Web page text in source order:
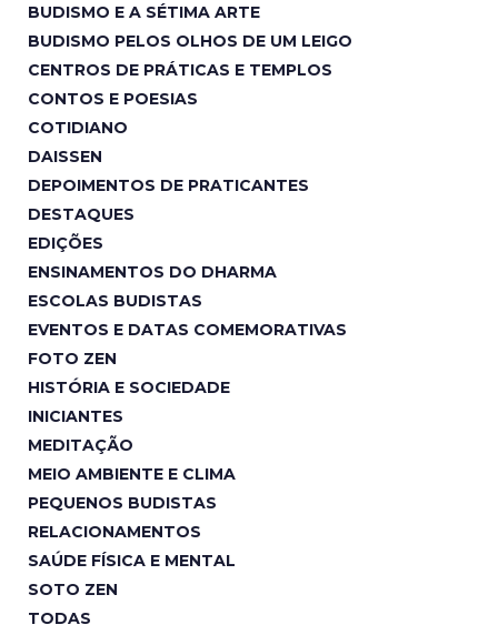
BUDISMO E A SÉTIMA ARTE
BUDISMO PELOS OLHOS DE UM LEIGO
CENTROS DE PRÁTICAS E TEMPLOS
CONTOS E POESIAS
COTIDIANO
DAISSEN
DEPOIMENTOS DE PRATICANTES
DESTAQUES
EDIÇÕES
ENSINAMENTOS DO DHARMA
ESCOLAS BUDISTAS
EVENTOS E DATAS COMEMORATIVAS
FOTO ZEN
HISTÓRIA E SOCIEDADE
INICIANTES
MEDITAÇÃO
MEIO AMBIENTE E CLIMA
PEQUENOS BUDISTAS
RELACIONAMENTOS
SAÚDE FÍSICA E MENTAL
SOTO ZEN
TODAS